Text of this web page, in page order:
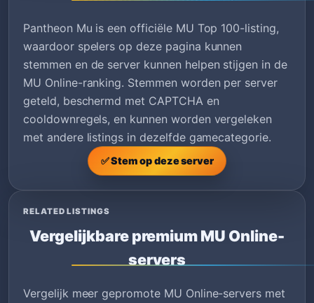
Pantheon Mu is een officiële MU Top 100-listing,
waardoor spelers op deze pagina kunnen
stemmen en de server kunnen helpen stijgen in de
MU Online-ranking. Stemmen worden per server
geteld, beschermd met CAPTCHA en
cooldownregels, en kunnen worden vergeleken
met andere listings in dezelfde gamecategorie.
✅ Stem op deze server
RELATED LISTINGS
Vergelijkbare premium MU Online-
servers
Vergelijk meer gepromote MU Online-servers met